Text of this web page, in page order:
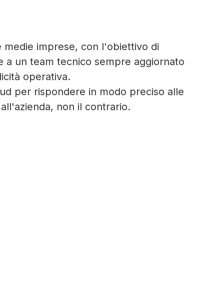
imprese, con l'obiettivo di
a un team tecnico sempre aggiornato
operativa.
per rispondere in modo preciso alle
non il contrario.